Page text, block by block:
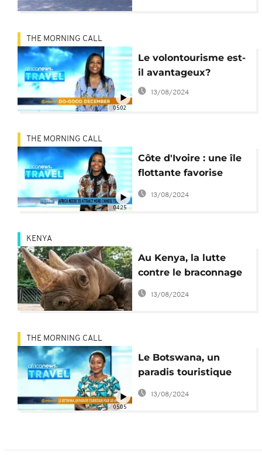
05:02
THE MORNING CALL
Le volontourisme est-
il avantageux?
13/08/2024
04:25
THE MORNING CALL
Côte d'Ivoire : une île
flottante favorise
l'écotourisme
13/08/2024
KENYA
Au Kenya, la lutte
contre le braconnage
passe aussi par la
high-tech
13/08/2024
05:05
THE MORNING CALL
Le Botswana, un
paradis touristique
pour les amoureux
[Travel]
13/08/2024